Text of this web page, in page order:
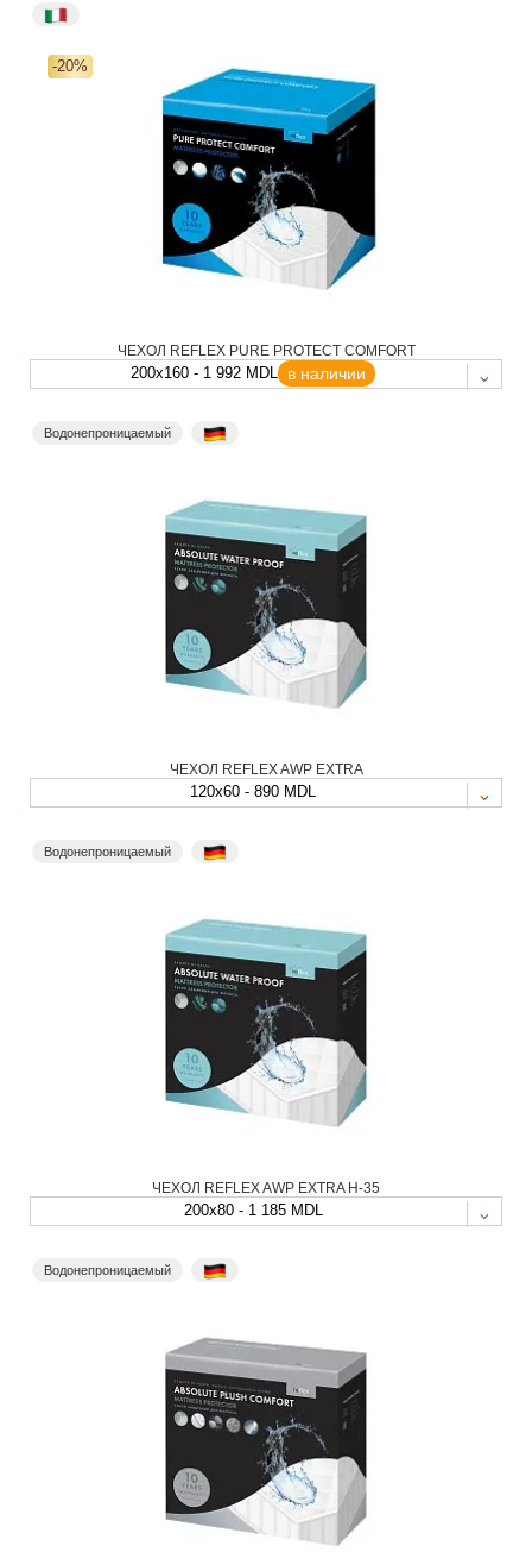
-20%
ЧЕХОЛ REFLEX PURE PROTECT COMFORT
200x160 - 1 992 MDL в наличии
Водонепроницаемый
ЧЕХОЛ REFLEX AWP EXTRA
120x60 - 890 MDL
Водонепроницаемый
ЧЕХОЛ REFLEX AWP EXTRA H-35
200x80 - 1 185 MDL
Водонепроницаемый